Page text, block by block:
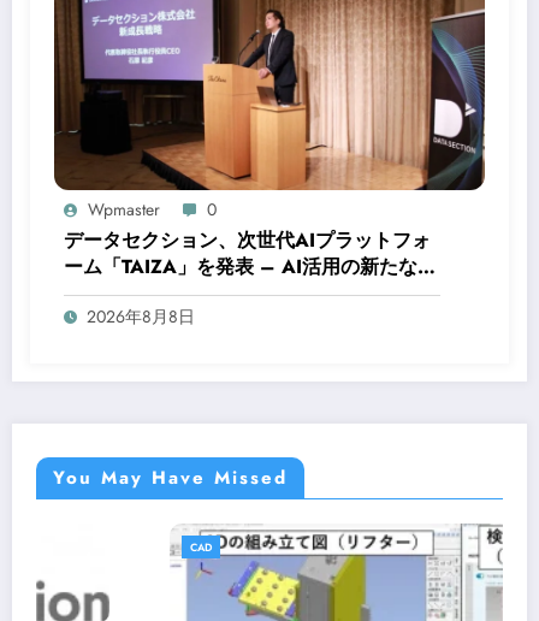
Wpmaster 0
データセクション、次世代AIプラットフォ
ーム「TAIZA」を発表 – AI活用の新たな時
代へ
2026年8月8日
You May Have Missed